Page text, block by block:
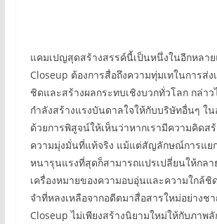
แคมเปญสุดสร้างสรรค์นี้เป็นหนึ่งในอีกหลา
Closeup ต้องการสื่อถึงความทุ่มเทในการส่ง
ชิดและสร้างผลกระทบเชิงบวกทั่วโลก กล่า
กำลังสร้างแรงบันดาลใจให้กับบริษัทอื่นๆ ใ
ด้วยการพิสูจน์ให้เห็นว่าหากเรามีความคิดส
ความมุ่งมั่นที่แท้จริง แม้แต่สัญลักษณ์การแย
หนารุนแรงที่สุดก็สามารถแปรเปลี่ยนให้กลา
เครื่องหมายของความอบอุ่นและความใกล้ชิ
จำที่หลงเหลือจากอดีตมาสื่อสารใหม่อย่างช
Closeup ไม่เพียงสร้างนิยามใหม่ให้กับภาพ